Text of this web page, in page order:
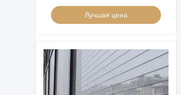
прочная панель для наружных
шумозащитных барьеров
Лучшая цена